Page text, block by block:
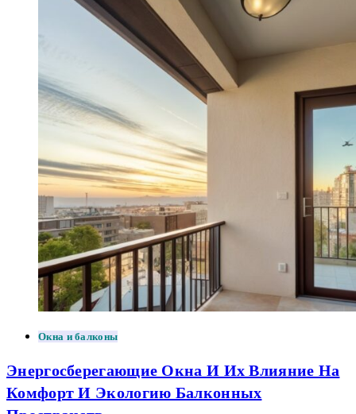
Окна и балконы
Энергосберегающие Окна И Их Влияние На
Комфорт И Экологию Балконных